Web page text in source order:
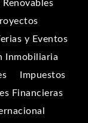
Renovables
y Eventos
Inmobiliaria
Impuestos
Financieras